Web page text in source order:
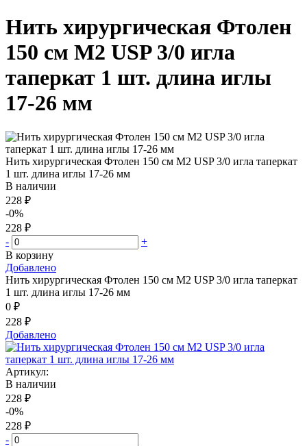
Нить хирургическая Фтолен
150 см М2 USP 3/0 игла
таперкат 1 шт. длина иглы
17-26 мм
Нить хирургическая Фтолен 150 см М2 USP 3/0 игла таперкат
1 шт. длина иглы 17-26 мм
В наличии
228 ₽
-0%
228 ₽
-
+
В корзину
Добавлено
Нить хирургическая Фтолен 150 см М2 USP 3/0 игла таперкат
1 шт. длина иглы 17-26 мм
0 ₽
228 ₽
Добавлено
Артикул:
В наличии
228 ₽
-0%
228 ₽
-